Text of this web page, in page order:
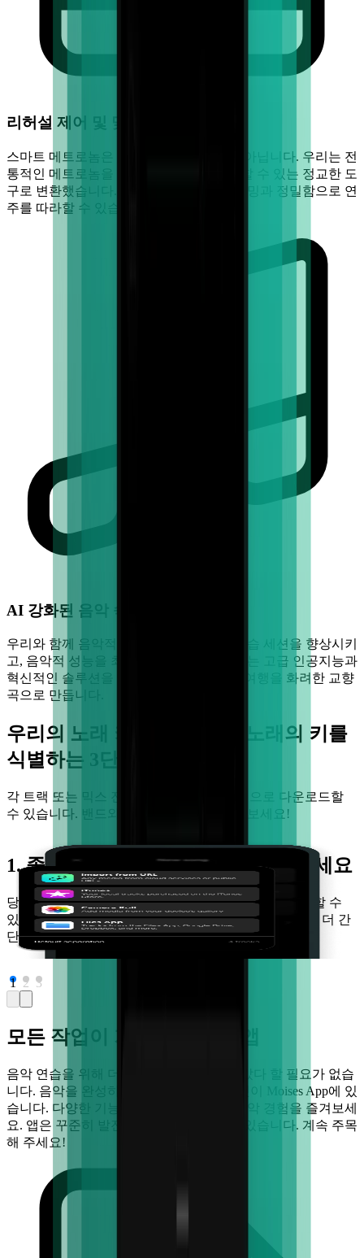
리허설 제어 및 맞춤 설정
스마트 메트로놈은 일상적인 클릭 트랙이 아닙니다. 우리는 전
통적인 메트로놈을 당신의 음악과 동기화할 수 있는 정교한 도
구로 변환했습니다. 이를 통해 완벽한 타이밍과 정밀함으로 연
주를 따라할 수 있습니다.
AI 강화된 음악 숙련 연습
우리와 함께 음악적 잠재력을 탐험하고, 연습 세션을 향상시키
고, 음악적 성능을 최적화하세요. 여기에서는 고급 인공지능과
혁신적인 솔루션을 결합하여 귀하의 음악 여행을 화려한 교향
곡으로 만듭니다.
우리의 노래 키 찾기로 어떤 노래의 키를
식별하는 3단계
각 트랙 또는 믹스 전체를 MP3나 다른 형식으로 다운로드할
수 있습니다. 밴드와 공유하고 함께 작업해보세요!
1. 좋아하는 곡을 선택하고 업로드하세요
당신은 라이브러리의 어떤 노래나 공개 URL을 업로드할 수
있습니다. 다양한 오디오 및 비디오 형식이 지원됩니다. 더 간
단한 것이 무엇이 있을까요?
1 2 3
모든 작업이 가능한 하나의 앱
음악 연습을 위해 더 이상 여러 앱을 왔다 갔다 할 필요가 없습
니다. 음악을 완성하기 위해 필요한 모든 것이 Moises App에 있
습니다. 다양한 기능을 사용하여 완벽한 음악 경험을 즐겨보세
요. 앱은 꾸준히 발전, 혁신, 업데이트되고 있습니다. 계속 주목
해 주세요!